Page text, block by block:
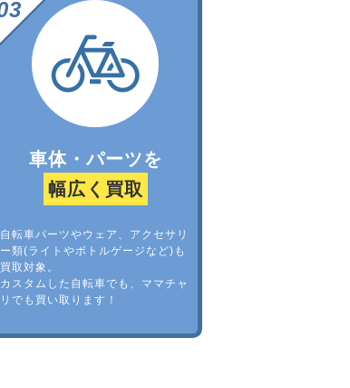
車体・パーツを
幅広く買取
自転車パーツやウェア、アクセサリ
ー類(ライトやボトルゲージなど)も
買取対象。
カスタムした自転車でも、ママチャ
リでも買い取ります！